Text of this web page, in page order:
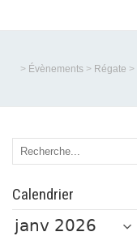
> Évènements > Régate >
Calendrier